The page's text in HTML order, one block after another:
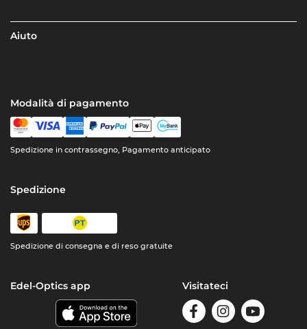
Aiuto
Modalità di pagamento
Spedizione in contrassegno, Pagamento anticipato
Spedizione
Spedizione di consegna e di reso gratuite
Edel-Optics app Visitateci